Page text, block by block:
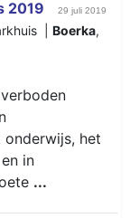
2019 29 juli 2019
| Boerka,
onderwijs, het
in
...